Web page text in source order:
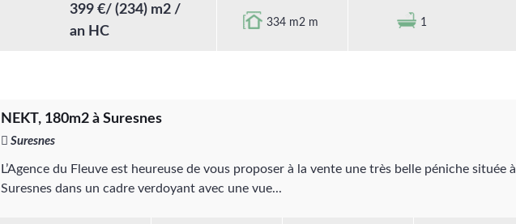
399 €/ (234) m2 /
an HC
334 m2 m 1
NEKT, 180m2 à Suresnes
Suresnes
L’Agence du Fleuve est heureuse de vous proposer à la vente une très belle péniche située à
Suresnes dans un cadre verdoyant avec une vue...